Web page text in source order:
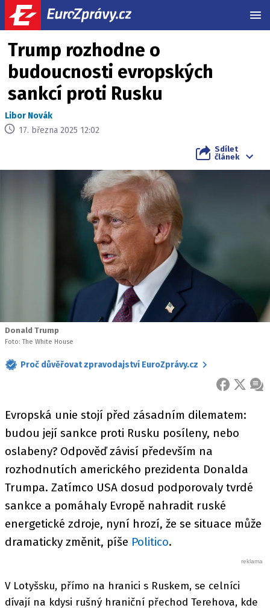
Trump rozhodne o
budoucnosti evropských
sankcí proti Rusku
Libor Novák
17. března 2025 12:02
Sdílet
článek
Donald Trump
Foto: The White House
Proč důvěřovat zpravodajství EuroZprávy.cz
FACEBOOK
X
Evropská unie stojí před zásadním dilematem:
budou její sankce proti Rusku posíleny, nebo
oslabeny? Odpověď závisí především na
rozhodnutích amerického prezidenta Donalda
Trumpa. Zatímco USA dosud podporovaly tvrdé
sankce a pomáhaly Evropě nahradit ruské
energetické zdroje, nyní hrozí, že se situace může
dramaticky změnit, píše Politico.
V Lotyšsku, přímo na hranici s Ruskem, se celníci
dívají na kdysi rušný hraniční přechod Terehova, kde